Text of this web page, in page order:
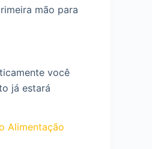
mão para
você
já estará
Alimentação